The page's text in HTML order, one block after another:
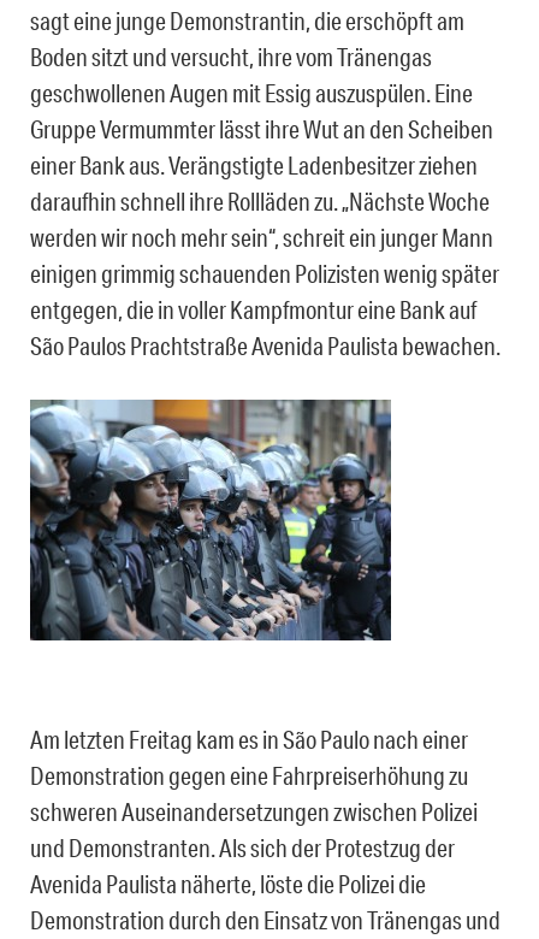
sagt eine junge Demonstrantin, die erschöpft am
Boden sitzt und versucht, ihre vom Tränengas
geschwollenen Augen mit Essig auszuspülen. Eine
Gruppe Vermummter lässt ihre Wut an den Scheiben
einer Bank aus. Verängstigte Ladenbesitzer ziehen
daraufhin schnell ihre Rollläden zu. „Nächste Woche
werden wir noch mehr sein“, schreit ein junger Mann
einigen grimmig schauenden Polizisten wenig später
entgegen, die in voller Kampfmontur eine Bank auf
São Paulos Prachtstraße Avenida Paulista bewachen.
Am letzten Freitag kam es in São Paulo nach einer
Demonstration gegen eine Fahrpreiserhöhung zu
schweren Auseinandersetzungen zwischen Polizei
und Demonstranten. Als sich der Protestzug der
Avenida Paulista näherte, löste die Polizei die
Demonstration durch den Einsatz von Tränengas und